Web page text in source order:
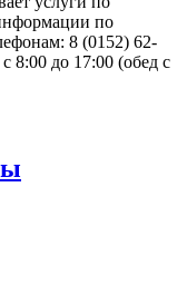
по
8 (0152) 62-
8:00 до 17:00 (обед с